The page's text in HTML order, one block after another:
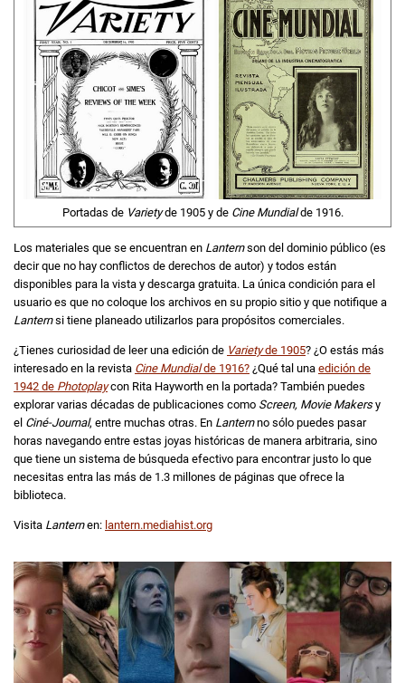
Portadas de Varietyde 1905 y de Cine Mundialde 1916.
Los materiales que se encuentran en Lanternson del dominio público (es
decir que no hay conflictos de derechos de autor) y todos están
disponibles para la vista y descarga gratuita. La única condición para el
usuario es que no coloque los archivos en su propio sitio y que notifique a
Lanternsi tiene planeado utilizarlos para propósitos comerciales.
¿Tienes curiosidad de leer una edición de Varietyde 1905? ¿O estás más
interesado en la revista Cine Mundialde 1916? ¿Qué tal una edición de
1942 de Photoplaycon Rita Hayworth en la portada? También puedes
explorar varias décadas de publicaciones como Screen, Movie Makersy
el Ciné-Journal, entre muchas otras. En Lanternno sólo puedes pasar
horas navegando entre estas joyas históricas de manera arbitraria, sino
que tiene un sistema de búsqueda efectivo para encontrar justo lo que
necesitas entra las más de 1.3 millones de páginas que ofrece la
biblioteca.
Visita Lanternen: lantern.mediahist.org